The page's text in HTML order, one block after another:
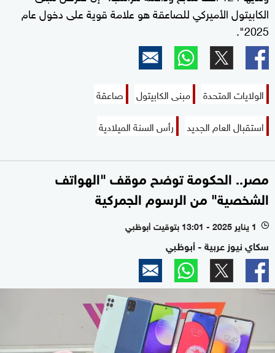
الكابيتول الأميركي للصاعقة هو علامة قوية على دخول عام
2025".
الولايات المتحدة مبنى الكابيتول
صاعقة
استقبال العام الجديد
رأس السنة الميلادية
مصر.. الحكومة توضح موقف "الهواتف
الشخصية" من الرسوم الجمركية
l 1 يناير 2025 - 13:01 بتوقيت أبوظبي
سكاي نيوز عربية - أبوظبي